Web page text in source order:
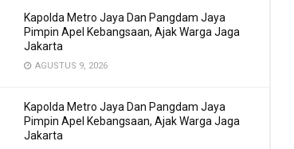
Kapolda Metro Jaya Dan Pangdam Jaya
Pimpin Apel Kebangsaan, Ajak Warga Jaga
Jakarta
AGUSTUS 9, 2026
Kapolda Metro Jaya Dan Pangdam Jaya
Pimpin Apel Kebangsaan, Ajak Warga Jaga
Jakarta